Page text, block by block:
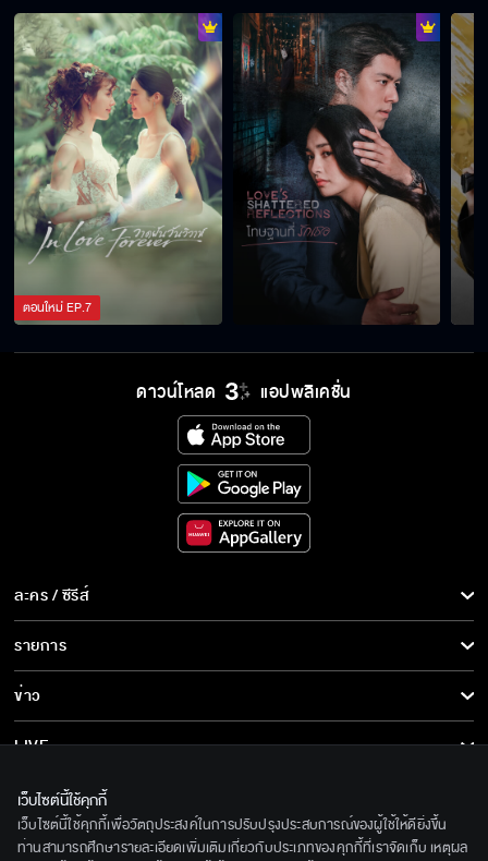
ความจริงลุงนี่แหละ ที่โกงพ่อหนู
พ่อไม่ใช่พ่อทีดีเลย ไม่คอยปกป้องตะวันได้เลย
ไม่ว่าเมื่อไหร่ หนูจะตามไปเจอพี่ทุกชาติเลย
พี่อยากเป็นมือปืนมากกว่าบอดี้การ์ด พี่อยากฆ่า
มันให้ตาย
มันทำไอร่าเจ็บ พี่จะซัดมันด้วยตัวพี่เอง
มั้ย
พี่ไม่ดื้อกับแฟน
ยังกินยาไม่เสร็จเลย ยาอายุวัฒนะ
ตอนใหม่EP.7
ดาวน์โหลด แอปพลิเคชั่น
ละคร / ซีรีส์
ละคร/ซีรีส์
ซีรีส์นานาชาติ
การ์ตูน & เกม
รายการ
รายการทั้งหมด
ข่าว
ข่าวทั้งหมด
ข่าวประชาสัมพันธ์
LIVE
เกี่ยวกับเรา
BEC World
ติดตามเราได้ที่
เว็บไซต์นี้ใช้คุกกี้
เว็บไซต์นี้ใช้คุกกี้เพื่อวัตถุประสงค์ในการปรับปรุงประสบการณ์ของผู้ใช้ให้ดียิ่งขึ้น
ท่านสามารถศึกษารายละเอียดเพิ่มเติมเกี่ยวกับประเภทของคุกกี้ที่เราจัดเก็บ เหตุผล